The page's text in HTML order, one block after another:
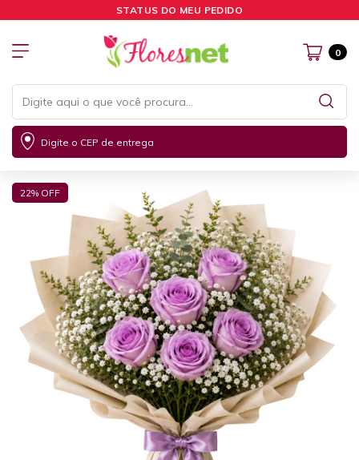
STATUS DO MEU PEDIDO
0
Digite o CEP de entrega
22% OFF